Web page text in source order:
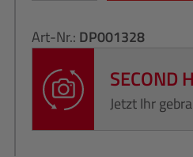
Art-Nr.: DP001328
SECOND
Jetzt Ihr